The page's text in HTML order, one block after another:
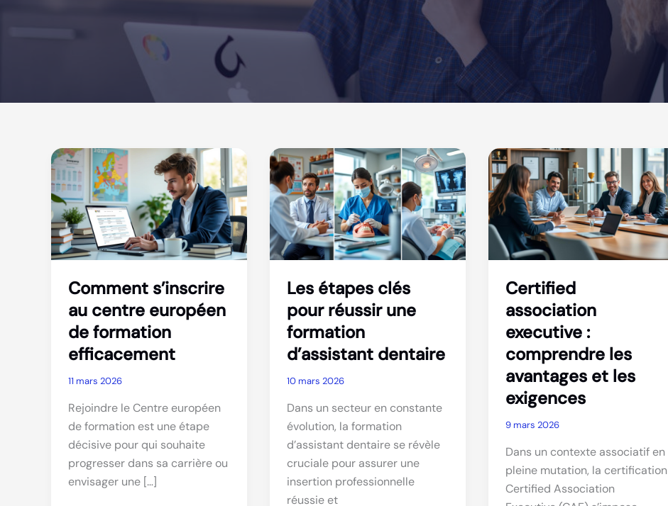
Comment s’inscrire
au centre européen
de formation
efficacement
11 mars 2026
Rejoindre le Centre européen
de formation est une étape
décisive pour qui souhaite
progresser dans sa carrière ou
envisager une […]
Les étapes clés
pour réussir une
formation
d’assistant dentaire
10 mars 2026
Dans un secteur en constante
évolution, la formation
d’assistant dentaire se révèle
cruciale pour assurer une
insertion professionnelle
réussie et
Certified
association
executive :
comprendre les
avantages et les
exigences
9 mars 2026
Dans un contexte associatif en
pleine mutation, la certification
Certified Association